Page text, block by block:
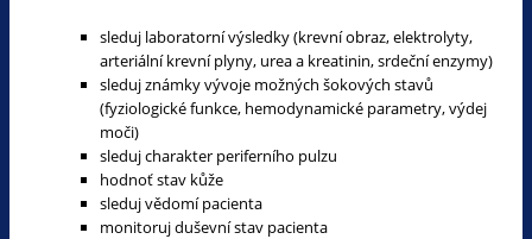
sleduj laboratorní výsledky (krevní obraz, elektrolyty,
arteriální krevní plyny, urea a kreatinin, srdeční enzymy)
sleduj známky vývoje možných šokových stavů
(fyziologické funkce, hemodynamické parametry, výdej
moči)
sleduj charakter periferního pulzu
hodnoť stav kůže
sleduj vědomí pacienta
monitoruj duševní stav pacienta